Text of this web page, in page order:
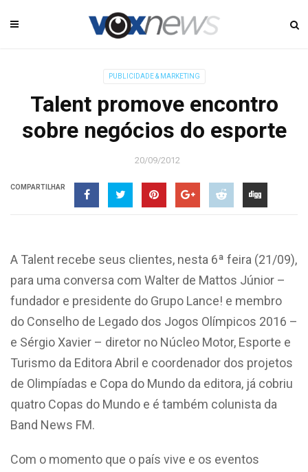
PUBLICIDADE & MARKETING
Talent promove encontro
sobre negócios do esporte
20/09/2012
COMPARTILHAR
A Talent recebe seus clientes, nesta 6ª feira (21/09),
para uma conversa com Walter de Mattos Júnior –
fundador e presidente do Grupo Lance! e membro
do Conselho de Legado dos Jogos Olímpicos 2016 –
e Sérgio Xavier – diretor no Núcleo Motor, Esporte e
Turismo da Editora Abril e coordenador dos projetos
de Olimpíadas e Copa do Mundo da editora, já cobriu
quatro Copas do Mundo e é também colunista da
Band News FM.
Com o momento que o país vive e os eventos